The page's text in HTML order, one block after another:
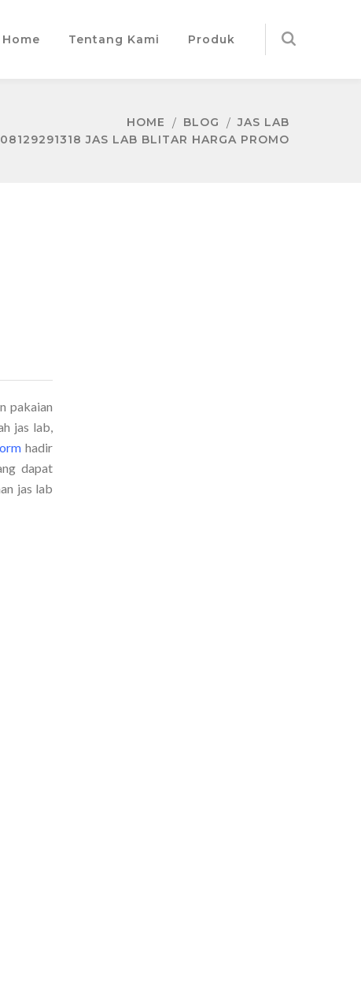
Home Tentang Kami Produk
HOME BLOG
JAS LAB
JAS LAB BLITAR HARGA PROMO
pakaian
jas lab,
hadir
dapat
jas lab